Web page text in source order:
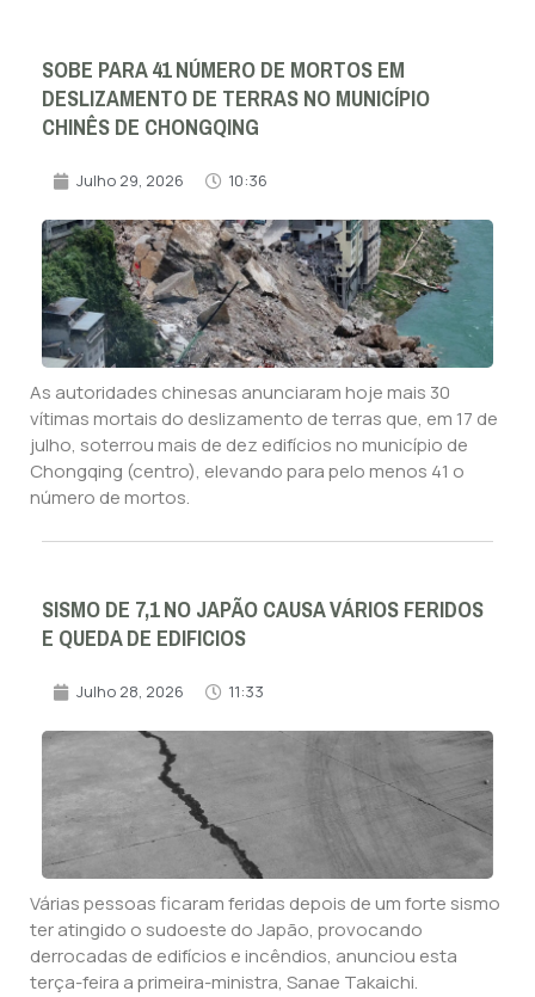
SOBE PARA 41 NÚMERO DE MORTOS EM
DESLIZAMENTO DE TERRAS NO MUNICÍPIO
CHINÊS DE CHONGQING
Julho 29, 2026 10:36
As autoridades chinesas anunciaram hoje mais 30
vítimas mortais do deslizamento de terras que, em 17 de
julho, soterrou mais de dez edifícios no município de
Chongqing (centro), elevando para pelo menos 41 o
número de mortos.
SISMO DE 7,1 NO JAPÃO CAUSA VÁRIOS FERIDOS
E QUEDA DE EDIFICIOS
Julho 28, 2026 11:33
Várias pessoas ficaram feridas depois de um forte sismo
ter atingido o sudoeste do Japão, provocando
derrocadas de edifícios e incêndios, anunciou esta
terça-feira a primeira-ministra, Sanae Takaichi.